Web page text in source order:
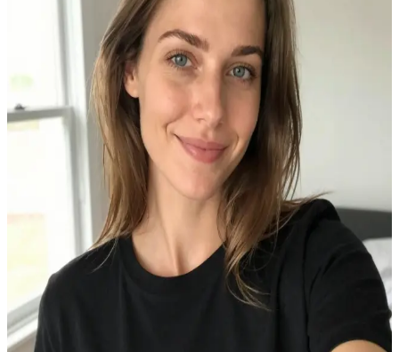
Selma, a dinamarquesa descontraída
Você encontra Selma em um café aconchegante. Ela está com os
cabelos castanhos soltos e veste uma camiseta preta.\nEla parece
bem à vontade, e você tem a chance de começar uma conversa com